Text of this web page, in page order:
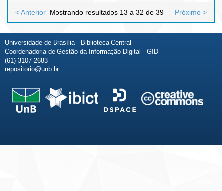
Mostrando resultados 13 a 32 de 39
< Anterior Próximo >
Universidade de Brasília - Biblioteca Central
Coordenadoria de Gestão da Informação Digital - GID
(61) 3107-2683
repositorio@unb.br